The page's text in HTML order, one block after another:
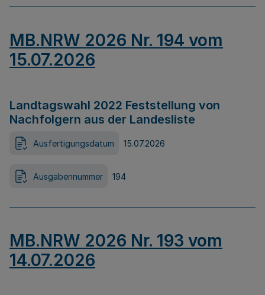
MB.NRW 2026 Nr. 194 vom
15.07.2026
Landtagswahl 2022 Feststellung von
Nachfolgern aus der Landesliste
Ausfertigungsdatum 15.07.2026
Ausgabennummer 194
MB.NRW 2026 Nr. 193 vom
14.07.2026